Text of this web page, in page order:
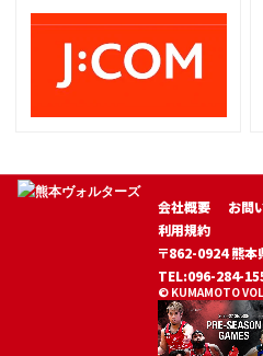
会社概要 お問
利用規約
〒862-0924 熊
TEL:096-284-
© KUMAMOTO